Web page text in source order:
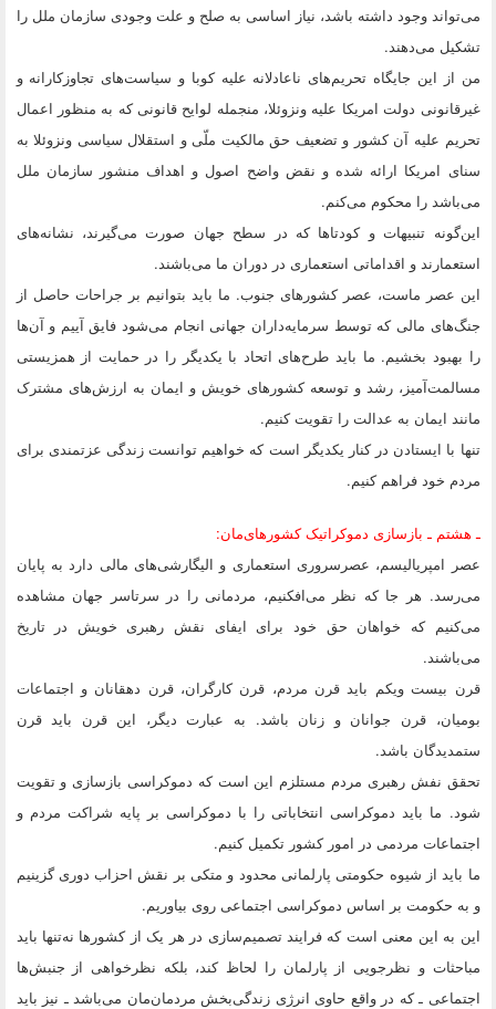
می‌تواند وجود داشته باشد،‌ نیاز اساسی به صلح و علت وجودی سازمان ملل را
تشکیل می‌دهند.
من از این جایگاه تحریم‌های ناعادلانه علیه کوبا و سیاست‌های تجاوزکارانه و
غیرقانونی دولت امریکا علیه ونزوئلا، منجمله لوایح قانونی که به منظور اعمال
تحریم علیه آن کشور و تضعیف حق مالکیت ملّی و استقلال سیاسی ونزوئلا به
سنای امریکا ارائه شده و نقض واضح اصول و اهداف منشور سازمان ملل
می‌باشد را محکوم می‌کنم.
این‌گونه تنبیهات و کودتاها که در سطح جهان صورت می‌گیرند،‌ نشانه‌های
استعمارند و اقداماتی استعماری در دوران ما می‌باشند.
این عصر ماست، عصر کشورهای جنوب. ما باید بتوانیم بر جراحات حاصل از
جنگ‌های مالی که توسط سرمایه‌داران جهانی انجام می‌شود فایق آییم و آن‌ها
را بهبود بخشیم. ما باید طرح‌های اتحاد با یکدیگر را در حمایت از همزیستی
مسالمت‌آمیز، رشد و توسعه کشورهای خویش و ایمان به ارزش‌های مشترک
مانند ایمان به عدالت را تقویت کنیم.
تنها با ایستادن در کنار یکدیگر است که خواهیم توانست زندگی عزتمندی برای
مردم خود فراهم کنیم.
ـ هشتم ـ بازسازی دموکراتیک کشورهای‌مان:
عصر امپریالیسم، عصرسروری استعماری و الیگارشی‌های مالی دارد به پایان
می‌رسد. هر جا که نظر می‌افکنیم، مردمانی را در سرتاسر جهان مشاهده
می‌کنیم که خواهان حق خود برای ایفای نقش رهبری خویش در تاریخ
می‌باشند.
قرن بیست ویکم باید قرن مردم، قرن کارگران، قرن دهقانان و اجتماعات
بومیان، قرن جوانان و زنان باشد. به عبارت دیگر، این قرن باید قرن
ستمدیدگان باشد.
تحقق نفش رهبری مردم مستلزم این است که دموکراسی بازسازی و تقویت
شود. ما باید دموکراسی انتخاباتی را با دموکراسی بر پایه شراکت مردم و
اجتماعات مردمی در امور کشور تکمیل کنیم.
ما باید از شیوه حکومتی پارلمانی محدود و متکی بر نقش احزاب دوری گزینیم
و به حکومت بر اساس دموکراسی اجتماعی روی بیاوریم.
این به این معنی است که فرایند تصمیم‌سازی در هر یک از کشورها نه‌تنها باید
مباحثات و نظرجویی از پارلمان را لحاظ کند، بلکه نظرخواهی از جنبش‌ها
اجتماعی ـ که در واقع حاوی انرژی زندگی‌بخش مردمان‌مان می‌باشد ـ نیز باید